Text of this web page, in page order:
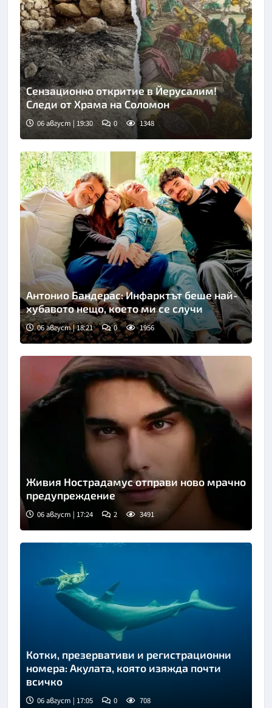
Снимка: Fox news
Сензационно откритие в Йерусалим!
Следи от Храма на Соломон
06 август | 19:30 0 1348
Снимка: Инстаграм
Антонио Бандерас: Инфарктът беше най-
хубавото нещо, което ми се случи
06 август | 18:21 0 1956
Живия Нострадамус отправи ново мрачно
предупреждение
06 август | 17:24 2 3491
Котки, презервативи и регистрационни
номера: Акулата, която изяжда почти
всичко
06 август | 17:05 0 708